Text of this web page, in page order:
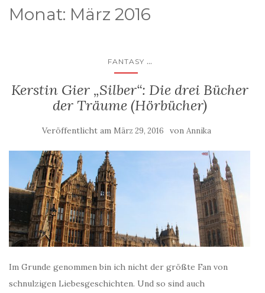
Monat: März 2016
FANTASY ...
Kerstin Gier „Silber“: Die drei Bücher
der Träume (Hörbücher)
Veröffentlicht am März 29, 2016 von Annika
Im Grunde genommen bin ich nicht der größte Fan von
schnulzigen Liebesgeschichten. Und so sind auch